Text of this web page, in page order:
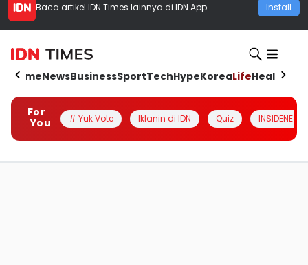
Baca artikel IDN Times lainnya di IDN App Install
HomeNewsBusinessSportTechHypeKoreaLifeHealth
For
You
# Yuk Vote Iklanin di IDN Quiz INSIDENESIA